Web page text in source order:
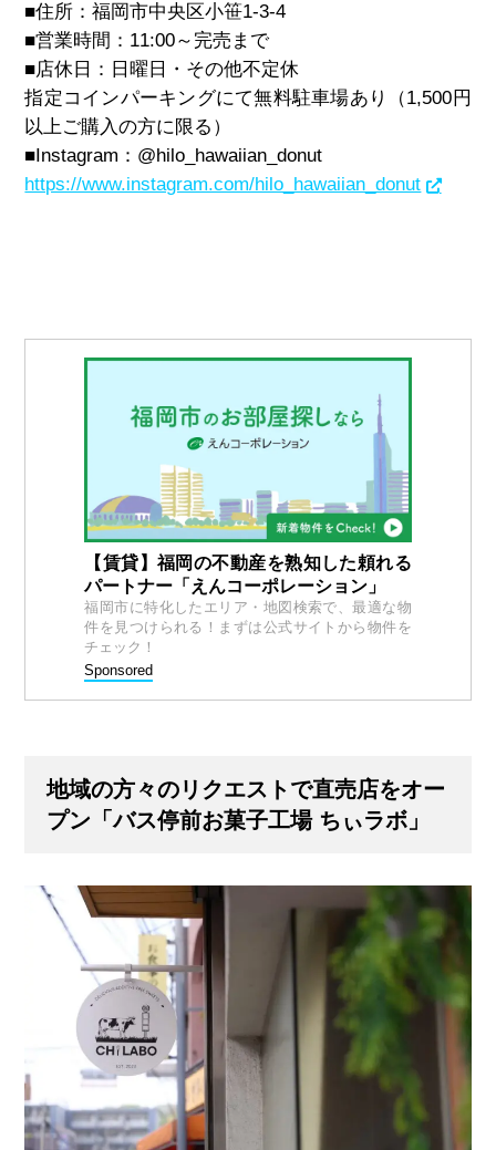
■住所：福岡市中央区小笹1-3-4
■営業時間：11:00～完売まで
■店休日：日曜日・その他不定休
指定コインパーキングにて無料駐車場あり（1,500円
以上ご購入の方に限る）
■Instagram：@hilo_hawaiian_donut
https://www.instagram.com/hilo_hawaiian_donut
【賃貸】福岡の不動産を熟知した頼れる
パートナー「えんコーポレーション」
福岡市に特化したエリア・地図検索で、最適な物
件を見つけられる！まずは公式サイトから物件を
チェック！
Sponsored
地域の方々のリクエストで直売店をオー
プン「バス停前お菓子工場 ちぃラボ」